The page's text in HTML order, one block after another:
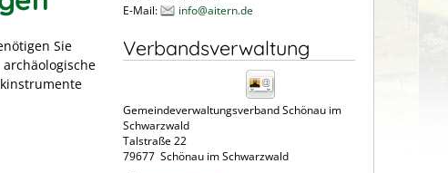
Sie
E-Mail:
info@aitern.de
Verbandsverwaltung
Gemeindeverwaltungsverband Schönau im
Schwarzwald
Talstraße 22
79677 Schönau im Schwarzwald